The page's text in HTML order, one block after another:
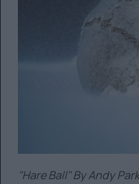
"Hare Ball" By Andy